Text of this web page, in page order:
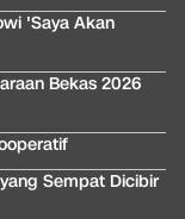
'Saya Akan
Bekas 2026
Sempat Dicibir